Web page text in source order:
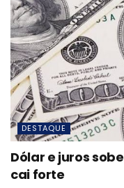
DESTAQUE
Dólar e juros
cai forte